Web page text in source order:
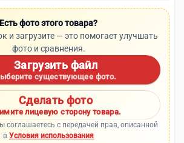
Есть фото этого товара?
и загрузите — это помогает улучшать
фото и сравнения.
Загрузить файл
существующее фото.
Сделать фото
лицевую сторону товара.
соглашаетесь с передачей прав, описанной
в Условия использования